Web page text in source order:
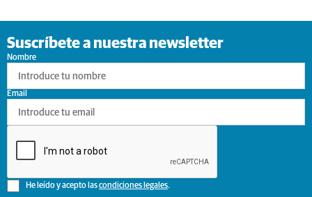
Suscríbete a nuestra newsletter
Nombre
He leído y acepto lascondiciones legales.
Email